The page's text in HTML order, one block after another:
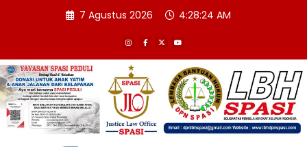
7 Agustus 2026 4:28:27 AM